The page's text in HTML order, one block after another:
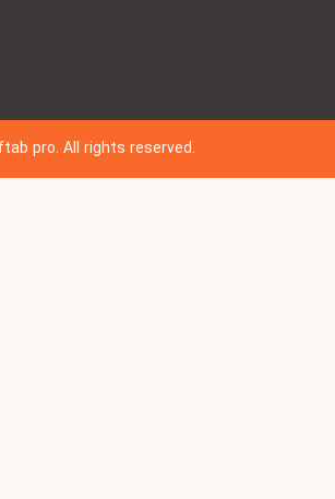
pro. All rights reserved.